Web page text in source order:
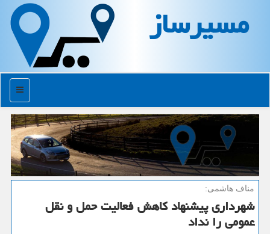
مسیرساز
منو
مناف هاشمی:
شهرداری پیشنهاد كاهش فعالیت حمل و نقل
عمومی را نداد